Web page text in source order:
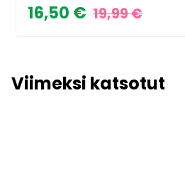
16,50 € 19,99 €
Viimeksi katsotut